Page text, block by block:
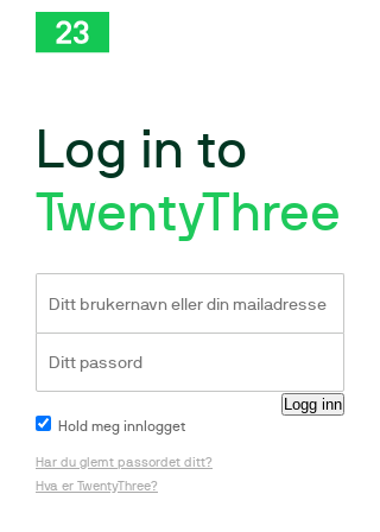
Log in to
TwentyThree
Hold meg innlogget
Har du glemt passordet ditt?
Hva er TwentyThree?